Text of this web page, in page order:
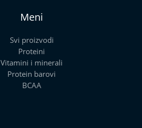
Meni
Svi proizvodi
Proteini
Vitamini i minerali
Protein barovi
BCAA